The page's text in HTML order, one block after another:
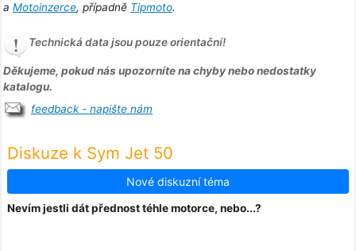
a Motoinzerce, případně Tipmoto.
Technická data jsou pouze orientační!
Děkujeme, pokud nás upozorníte na chyby nebo nedostatky
katalogu.
feedback - napište nám
Diskuze k Sym Jet 50
Nové diskuzní téma
Nevím jestli dát přednost téhle motorce, nebo...?